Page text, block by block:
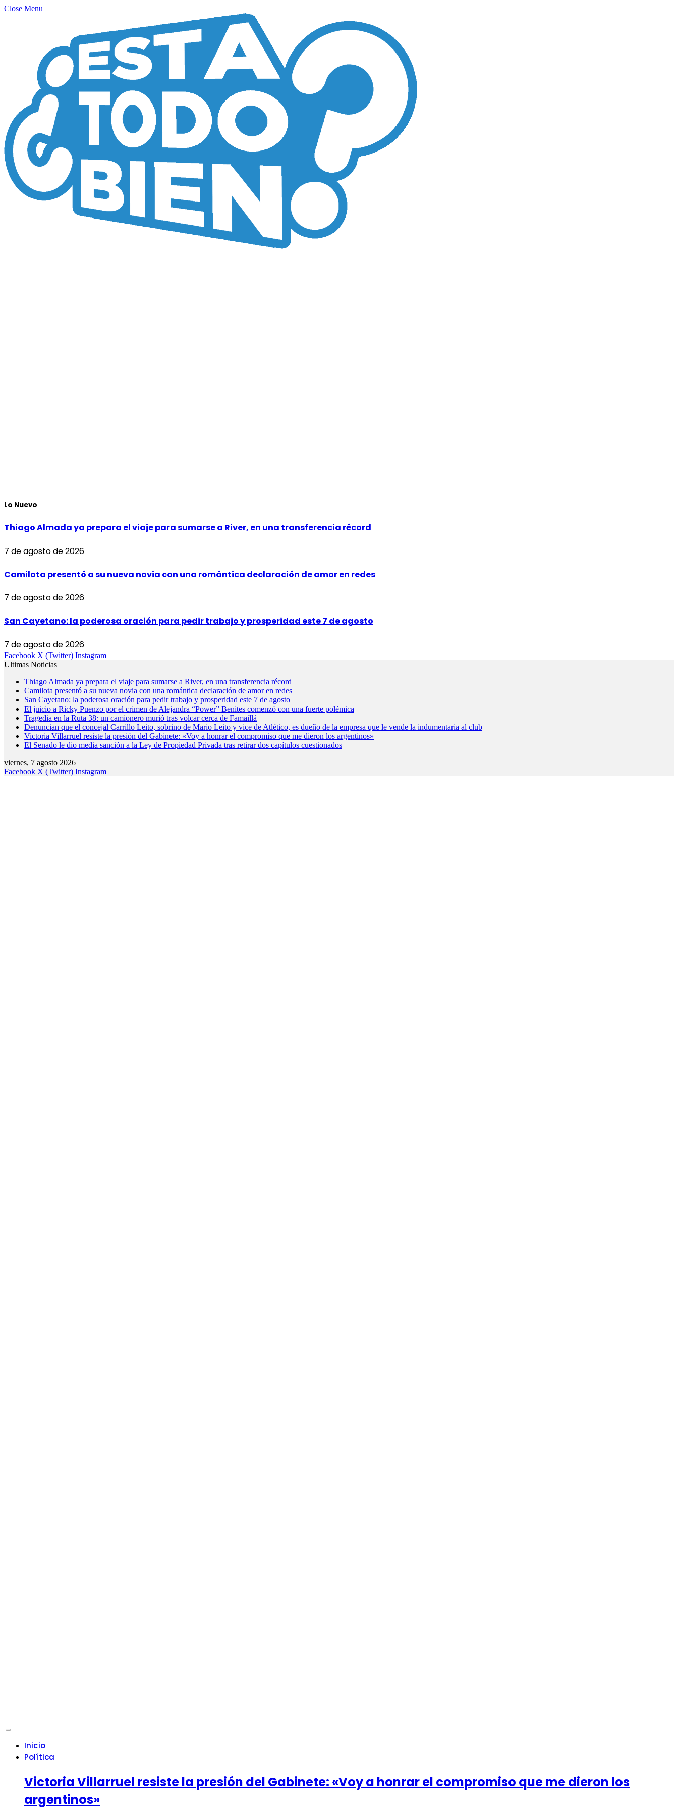
Close Menu
Lo Nuevo
Thiago Almada ya prepara el viaje para sumarse a River, en una transferencia récord
7 de agosto de 2026
Camilota presentó a su nueva novia con una romántica declaración de amor en redes
7 de agosto de 2026
San Cayetano: la poderosa oración para pedir trabajo y prosperidad este 7 de agosto
7 de agosto de 2026
Facebook X (Twitter) Instagram
Ultimas Noticias
Thiago Almada ya prepara el viaje para sumarse a River, en una transferencia récord
Camilota presentó a su nueva novia con una romántica declaración de amor en redes
San Cayetano: la poderosa oración para pedir trabajo y prosperidad este 7 de agosto
El juicio a Ricky Puenzo por el crimen de Alejandra “Power” Benites comenzó con una fuerte polémica
Tragedia en la Ruta 38: un camionero murió tras volcar cerca de Famaillá
Denuncian que el concejal Carrillo Leito, sobrino de Mario Leito y vice de Atlético, es dueño de la empresa que le vende la indumentaria al club
Victoria Villarruel resiste la presión del Gabinete: «Voy a honrar el compromiso que me dieron los argentinos»
El Senado le dio media sanción a la Ley de Propiedad Privada tras retirar dos capítulos cuestionados
viernes, 7 agosto 2026
Facebook X (Twitter) Instagram
Inicio
Política
Victoria Villarruel resiste la presión del Gabinete: «Voy a honrar el compromiso que me dieron los
argentinos»